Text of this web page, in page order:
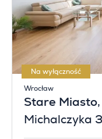
Na wyłączność
Wrocław
Stare Miasto
Michalczyka